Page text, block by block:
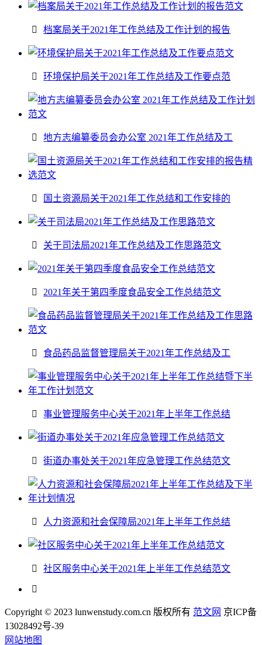
档案局关于2021年工作总结及工作计划的报告
环境保护局关于2021年工作总结及工作要点范
地方志编纂委员会办公室 2021年工作总结及工
国土资源局关于2021年工作总结和工作安排的
关于司法局2021年工作总结及工作思路范文
2021年关于第四季度食品安全工作总结范文
食品药品监督管理局关于2021年工作总结及工
事业管理服务中心关于2021年上半年工作总结
街道办事处关于2021年应急管理工作总结范文
人力资源和社会保障局2021年上半年工作总结
社区服务中心关于2021年上半年工作总结范文
Copyright © 2023 lunwenstudy.com.cn 版权所有 范文网 京ICP备
13028492号-39
网站地图